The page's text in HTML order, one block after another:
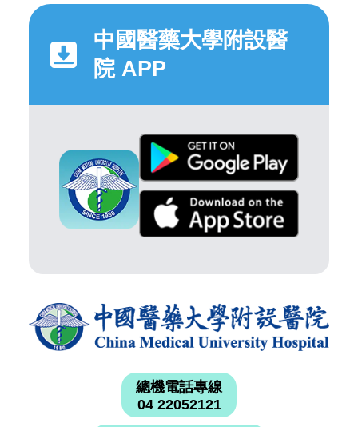
中國醫藥大學附設醫
院 APP
總機電話專線
04 22052121